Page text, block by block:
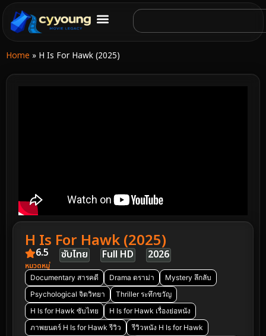
Home » H Is For Hawk (2025)
H Is For Hawk (2025)
6.5 ซับไทย Full HD 2026
หมวดหมู่
Documentary สารคดี Drama ดราม่า
Mystery ลึกลับ
Psychological จิตวิทยา
Thriller ระทึกขวัญ
H Is for Hawk ซับไทย
H Is for Hawk เรื่องย่อหนัง
ภาพยนตร์ H Is for Hawk รีวิว
รีวิวหนัง H Is for Hawk